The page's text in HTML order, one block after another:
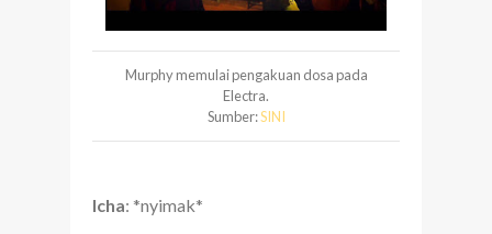
Murphy memulai pengakuan dosa pada
Electra.
Sumber:SINI
Icha: *nyimak*